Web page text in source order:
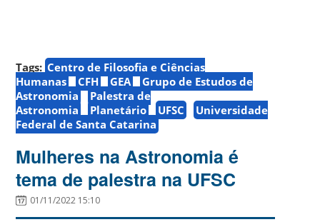
Tags: Centro de Filosofia e Ciências
Humanas
CFH GEA
Grupo de Estudos de
Astronomia
Palestra de
Astronomia
Planetário UFSC
Universidade
Federal de Santa Catarina
Mulheres na Astronomia é
tema de palestra na UFSC
01/11/2022 15:10